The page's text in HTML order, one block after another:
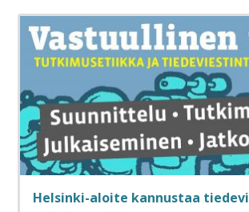
Helsinki-aloite kannustaa